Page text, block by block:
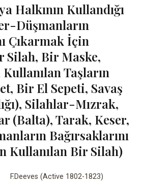
Halkının Kullandığı
Düşmanların
Çıkarmak İçin
Silah, Bir Maske,
Taşların
Bir El Sepeti, Savaş
Silahlar-Mızrak,
(Balta), Tarak, Keser,
Bağırsaklarını
Kullanılan Bir Silah)
F.Deeves (Active 1802-1823)